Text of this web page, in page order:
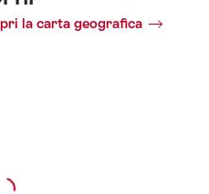
la carta geografica